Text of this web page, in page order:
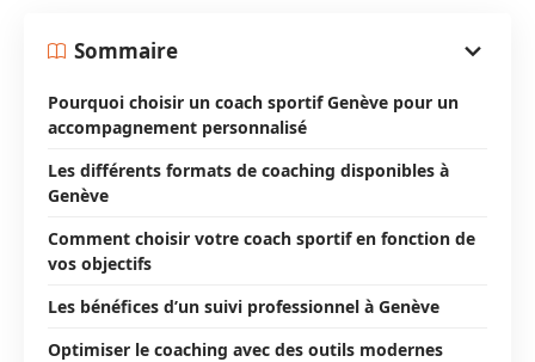
Sommaire
Pourquoi choisir un coach sportif Genève pour un
accompagnement personnalisé
Les différents formats de coaching disponibles à
Genève
Comment choisir votre coach sportif en fonction de
vos objectifs
Les bénéfices d’un suivi professionnel à Genève
Optimiser le coaching avec des outils modernes